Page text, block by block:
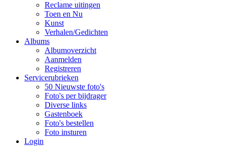
Reclame uitingen
Toen en Nu
Kunst
Verhalen/Gedichten
Albums
Albumoverzicht
Aanmelden
Registreren
Servicerubrieken
50 Nieuwste foto's
Foto's per bijdrager
Diverse links
Gastenboek
Foto's bestellen
Foto insturen
Login